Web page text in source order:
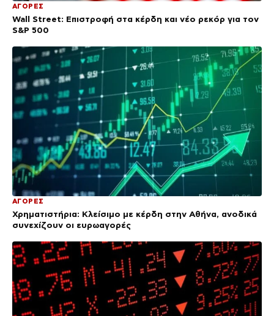
ΑΓΟΡΕΣ
Wall Street: Επιστροφή στα κέρδη και νέο ρεκόρ για τον
S&P 500
ΑΓΟΡΕΣ
Χρηματιστήρια: Κλείσιμο με κέρδη στην Αθήνα, ανοδικά
συνεχίζουν οι ευρωαγορές